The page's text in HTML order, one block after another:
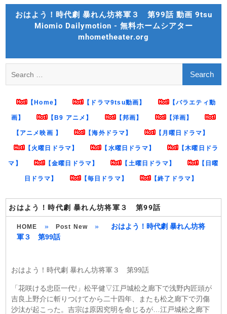
Skip
おはよう！時代劇 暴れん坊将軍３ 第99話 動画 9tsu
Miomio Dailymotion - 無料ホームシアター
mhometheater.org
for:
【Home】 【ドラマ9tsu動画】 【バラエティ動
画】 【B9 アニメ】 【邦画】 【洋画】
【アニメ映画 】 【海外ドラマ】 【月曜日ドラマ】
【火曜日ドラマ】 【水曜日ドラマ】 【木曜日ドラ
マ】 【金曜日ドラマ】 【土曜日ドラマ】 【日曜
日ドラマ】 【毎日ドラマ】 【終了ドラマ】
おはよう！時代劇 暴れん坊将軍３ 第99話
HOME » Post New »
おはよう！時代劇 暴れん坊将
軍３ 第99話
おはよう！時代劇 暴れん坊将軍３ 第99話
「花咲ける忠臣一代!」松平健▽江戸城松之廊下で浅野内匠頭が
吉良上野介に斬りつけてから二十四年、またも松之廊下で刃傷
沙汰が起こった。吉宗は原因究明を命じるが…江戸城松之廊下